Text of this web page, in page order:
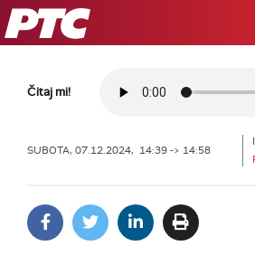
RTS
Čitaj mi!
SUBOTA, 07.12.2024, 14:39 -> 14:58